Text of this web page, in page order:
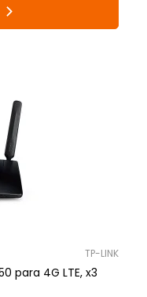
TP-LINK
para 4G LTE, x3